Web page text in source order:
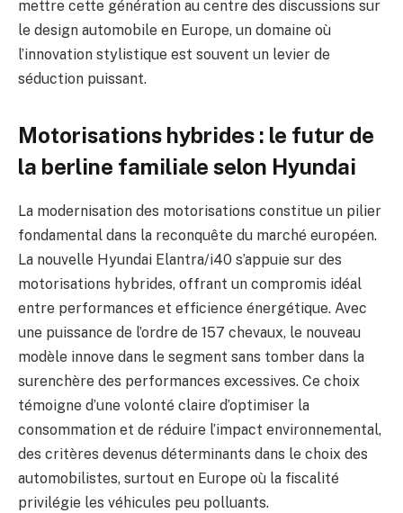
mettre cette génération au centre des discussions sur
le design automobile en Europe, un domaine où
l’innovation stylistique est souvent un levier de
séduction puissant.
Motorisations hybrides : le futur de
la berline familiale selon Hyundai
La modernisation des motorisations constitue un pilier
fondamental dans la reconquête du marché européen.
La nouvelle Hyundai Elantra/i40 s’appuie sur des
motorisations hybrides, offrant un compromis idéal
entre performances et efficience énergétique. Avec
une puissance de l’ordre de 157 chevaux, le nouveau
modèle innove dans le segment sans tomber dans la
surenchère des performances excessives. Ce choix
témoigne d’une volonté claire d’optimiser la
consommation et de réduire l’impact environnemental,
des critères devenus déterminants dans le choix des
automobilistes, surtout en Europe où la fiscalité
privilégie les véhicules peu polluants.